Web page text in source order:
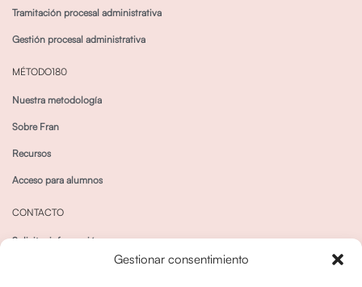
Gestionar consentimiento
Tramitación procesal administrativa
Gestión procesal administrativa
MÉTODO180
Nuestra metodología
Sobre Fran
Recursos
Acceso para alumnos
CONTACTO
Solicitar información